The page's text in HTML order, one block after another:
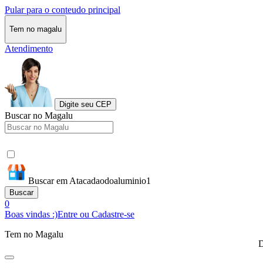
Pular para o conteudo principal
Tem no magalu
Atendimento
Digite seu CEP
Buscar no Magalu
Buscar em Atacadaodoaluminio1
Buscar
0
Boas vindas :)Entre ou Cadastre-se
Tem no Magalu